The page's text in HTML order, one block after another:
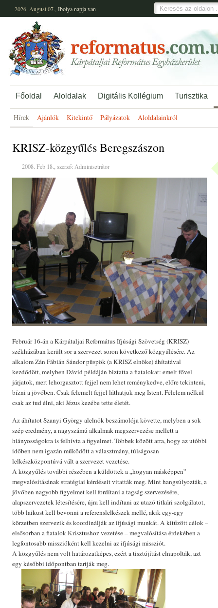
2026. August 07., Ibolyanapja van
Főoldal Aloldalak Digitális Kollégium Turisztika
Hírek Ajánlók Kitekintő Pályázatok Aloldalainkról
KRISZ-közgyűlés Beregszászon
2008. Feb 18., szerző: Adminisztrátor
Február 16-án a Kárpátaljai Református Ifjúsági Szövetség (KRISZ)
székházában került sor a szervezet soron következő közgyűlésére. Az
alkalom Zán Fábián Sándor püspök (a KRISZ elnöke) áhítatával
kezdődött, melyben Dávid példáján biztatta a fiatalokat: emelt fővel
járjatok, mert lehorgasztott fejjel nem lehet reménykedve, előre tekinteni,
bízni a jövőben. Csak felemelt fejjel láthatjuk meg Istent. Félelem nélkül
csak az tud élni, aki Jézus kezébe tette életét.
Az áhítatot Szanyi György alelnök beszámolója követte, melyben a sok
szép eredmény, a nagyszámú alkalmak megszervezése mellett a
hiányosságokra is felhívta a figyelmet. Többek között arra, hogy az utóbbi
időben nem igazán működött a választmány, túlságosan
lelkészközpontúvá vált a szervezet vezetése.
A közgyűlés további részében a küldöttek a „hogyan másképpen”
megvalósításának stratégiai kérdéseit vitatták meg. Mint hangsúlyozták, a
jövőben nagyobb figyelmet kell fordítani a tagság szervezésére,
alapszervezetek létesítésére, újra kell indítani az utazó titkári szolgálatot,
több laikust kell bevonni a referenslelkészek mellé, akik egy-egy
körzetben szervezik és koordinálják az ifjúsági munkát. A kitűzött célok –
elsősorban a fiatalok Krisztushoz vezetése – megvalósítása érdekében a
legfontosabb misszióként kell kezelni az ifjúsági missziót.
A közgyűlés nem volt határozatképes, ezért a tisztújítást elnapolták, azt
egy későbbi időpontban tartják meg.